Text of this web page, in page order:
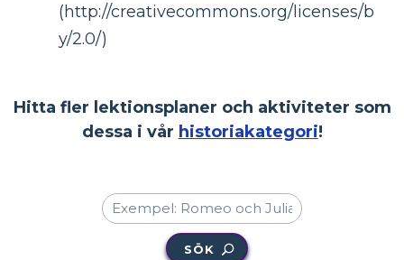
(http://creativecommons.org/licenses/b
y/2.0/)
Hitta fler lektionsplaner och aktiviteter som
dessa i vår historiakategori!
SÖK